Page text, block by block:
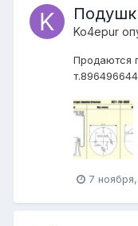
Ko4epur
Продаются
7